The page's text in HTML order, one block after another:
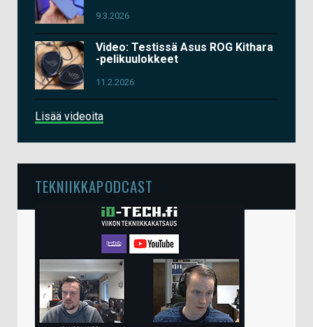
9.3.2026
Video: Testissä Asus ROG Kithara
-pelikuulokkeet
11.2.2026
Lisää videoita
TEKNIIKKAPODCAST